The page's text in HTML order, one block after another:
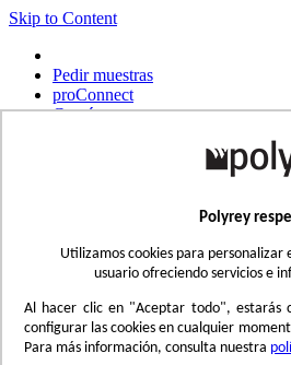
Polyrey
Utilizamos cookies para
usuario ofreciendo servicios e
Al hacer clic en "Aceptar todo", estarás
configurar las cookies en cualquier
Para más información, consulta nuestra
Skip to Content
Pedir muestras
proConnect
Contáctanos
UK - Ireland
International
Italiano
Nederlands
Deutsch